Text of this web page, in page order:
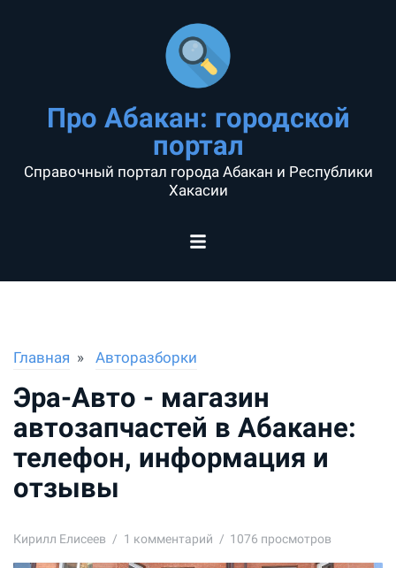
Про Абакан: городской
портал
Справочный портал города Абакан и Республики
Хакасии
Главная Авторазборки
Эра-Авто - магазин
автозапчастей в Абакане:
телефон, информация и
отзывы
Кирилл Елисеев 1 комментарий 1076 просмотров